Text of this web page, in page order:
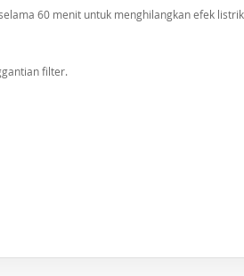
60 menit untuk menghilangkan efek
filter.